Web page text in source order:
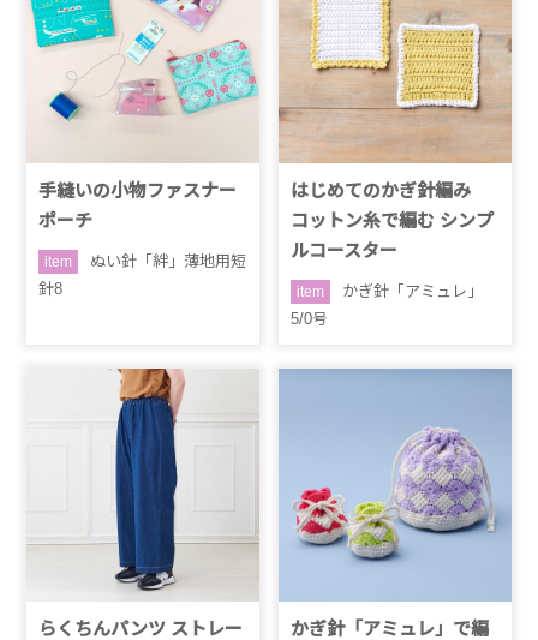
手縫いの小物ファスナー
ポーチ
item
ぬい針「絆」薄地用短
針8
はじめてのかぎ針編み
コットン糸で編む シンプ
ルコースター
item
かぎ針「アミュレ」
5/0号
らくちんパンツ ストレー
かぎ針「アミュレ」で編